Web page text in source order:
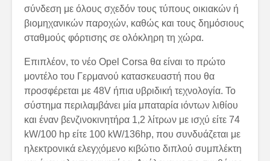
σύνδεση με όλους σχεδόν τους τύπους οικιακών ή
βιομηχανικών παροχών, καθώς και τους δημόσιους
σταθμούς φόρτισης σε ολόκληρη τη χώρα.
Επιπλέον, το νέο Opel Corsa θα είναι το πρώτο
μοντέλο του Γερμανού κατασκευαστή που θα
προσφέρεται με 48V ήπια υβριδική τεχνολογία. Το
σύστημα περιλαμβάνει μία μπαταρία ιόντων λιθίου
και έναν βενζινοκινητήρα 1,2 λίτρων με ισχύ είτε 74
kW/100 hp είτε 100 kW/136hp, που συνδυάζεται με
ηλεκτρονικά ελεγχόμενο κιβώτιο διπλού συμπλέκτη